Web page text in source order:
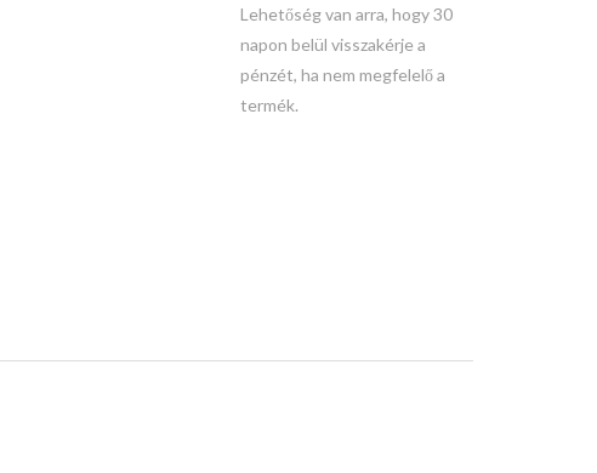
Lehetőség van arra, hogy 30
napon belül visszakérje a
pénzét, ha nem megfelelő a
termék.